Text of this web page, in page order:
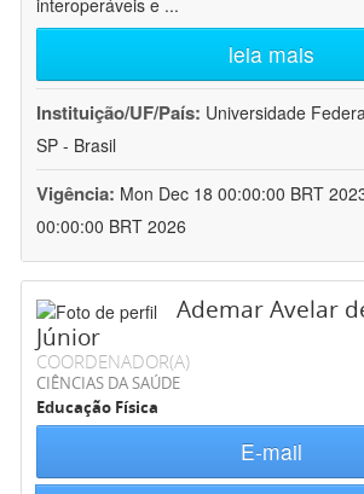
interoperáveis e ...
leia mais
Instituição/UF/País: Universidade
SP - Brasil
Vigência: Mon Dec 18 00:00:00 BRT
00:00:00 BRT 2026
Ademar Avelar
Júnior
COORDENADOR(A)
CIÊNCIAS DA SAÚDE
Educação Física
E-mail